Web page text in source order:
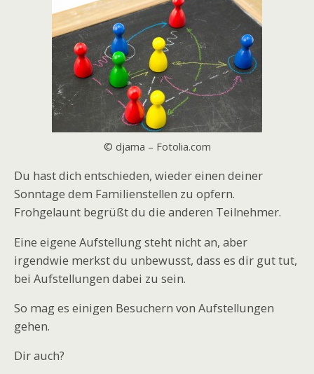
© djama – Fotolia.com
Du hast dich entschieden, wieder einen deiner
Sonntage dem Familienstellen zu opfern.
Frohgelaunt begrüßt du die anderen Teilnehmer.
Eine eigene Aufstellung steht nicht an, aber
irgendwie merkst du unbewusst, dass es dir gut tut,
bei Aufstellungen dabei zu sein.
So mag es einigen Besuchern von Aufstellungen
gehen.
Dir auch?